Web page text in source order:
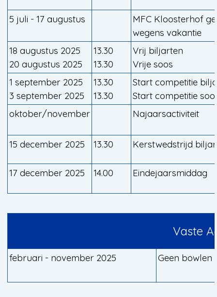
5 juli - 17 augustus
MFC Kloosterhof
wegens vakantie
18 augustus 2025
20 augustus 2025
13.30
13.30
Vrij biljarten
Vrije soos
1 september 2025
3 september 2025
13.30
13.30
Start competitie
Start competitie
oktober/november
Najaarsactiviteit
15 december 2025 13.30 Kerstwedstrijd
17 december 2025 14.00 Eindejaarsmiddag
Vaste
februari - november 2025 Geen bowlen